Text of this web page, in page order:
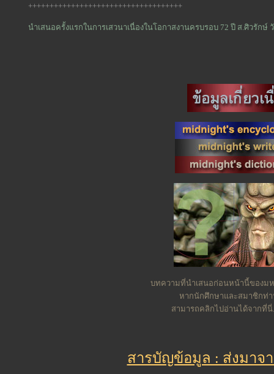
++++++++++++++++++++++++++++++++++++
นำเสนอครั้งแรกในการเสวนาเนื่องในโอกาสงานครบรอบ 72 ปี ส.ศิวรัก
บทความที่นำเสนอก่อนหน้านี้ของม
หากนักศึกษาและสมาชิกท่า
สามารถคลิกไปอ่านได้จากที่
สารบัญข้อมูล : ส่งมาจ